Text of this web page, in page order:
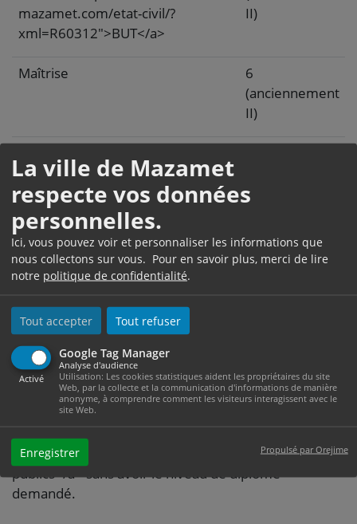
La ville de Mazamet
respecte vos données
personnelles.
Ici, vous pouvez voir et personnaliser les informations que
nous collectons sur vous. Pour en savoir plus, merci de lire
notre politique de confidentialité.
Tout accepter Tout refuser
Google Tag Manager
Activé
Analyse d'audience
Utilisation: Les cookies statistiques aident les propriétaires du site
Web, par la collecte et la communication d'informations de manière
anonyme, à comprendre comment les visiteurs interagissent avec le
site Web.
Enregistrer Propulsé par Orejime
Formation et niveau de diplôme correspondant
mazamet.com/etat-civil/?
xml=R60312">BUT</a>
II)
Maîtrise
6
(anciennement
II)
approfondies, diplôme d'études
supérieures spécialisées, diplôme
d'ingénieur
I)
Doctorat, habilitation à diriger des
recherches
8
À savoir
si vous avez au moins 3 enfants ou que vous êtes
sportif de haut niveau, vous pouvez, sous conditions,
passer certains <a href="https://www.ville-
mazamet.com/etat-civil/?xml=F434">concours
publics</a> sans avoir le niveau de diplôme
demandé.